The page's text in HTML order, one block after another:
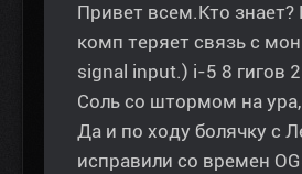
Привет всем.Кто
комп теряет связь с
signal input.) i-5 8 гигов
Соль со штормом на ура,
Да и по ходу болячку с
исправили со времен